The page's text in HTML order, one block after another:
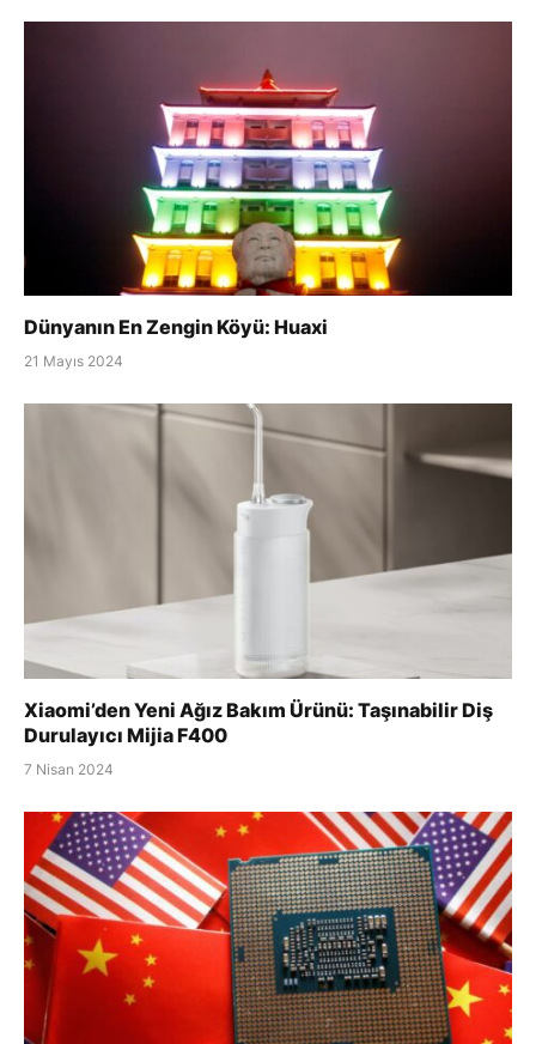
Dünyanın En Zengin Köyü: Huaxi
21 Mayıs 2024
Xiaomi’den Yeni Ağız Bakım Ürünü: Taşınabilir Diş
Durulayıcı Mijia F400
7 Nisan 2024